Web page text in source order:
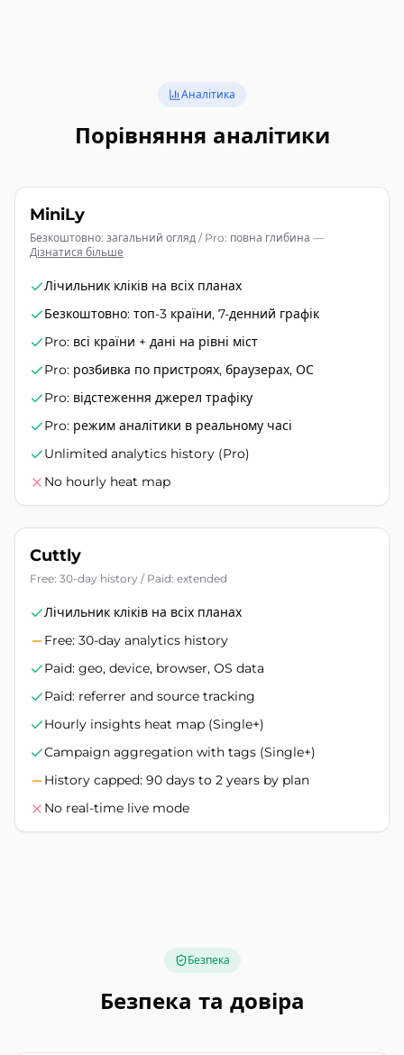
Аналітика
Порівняння аналітики
MiniLy
Безкоштовно: загальний огляд / Pro: повна глибина —
Дізнатися більше
Лічильник кліків на всіх планах
Безкоштовно: топ-3 країни, 7-денний графік
Pro: всі країни + дані на рівні міст
Pro: розбивка по пристроях, браузерах, ОС
Pro: відстеження джерел трафіку
Pro: режим аналітики в реальному часі
Unlimited analytics history (Pro)
No hourly heat map
Cuttly
Free: 30-day history / Paid: extended
Лічильник кліків на всіх планах
Free: 30-day analytics history
Paid: geo, device, browser, OS data
Paid: referrer and source tracking
Hourly insights heat map (Single+)
Campaign aggregation with tags (Single+)
History capped: 90 days to 2 years by plan
No real-time live mode
Безпека
Безпека та довіра